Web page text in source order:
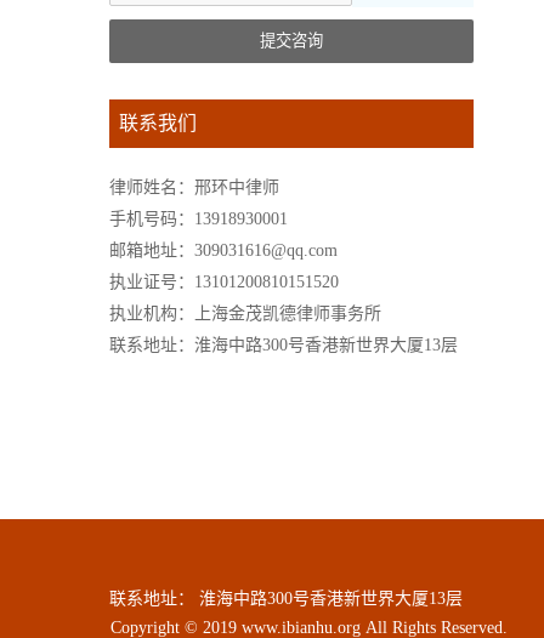
提交咨询
联系我们
律师姓名：邢环中律师
手机号码：13918930001
邮箱地址：309031616@qq.com
执业证号：13101200810151520
执业机构：上海金茂凯德律师事务所
联系地址：淮海中路300号香港新世界大厦13层
联系地址： 淮海中路300号香港新世界大厦13层
Copyright © 2019 www.ibianhu.org All Rights Reserved.